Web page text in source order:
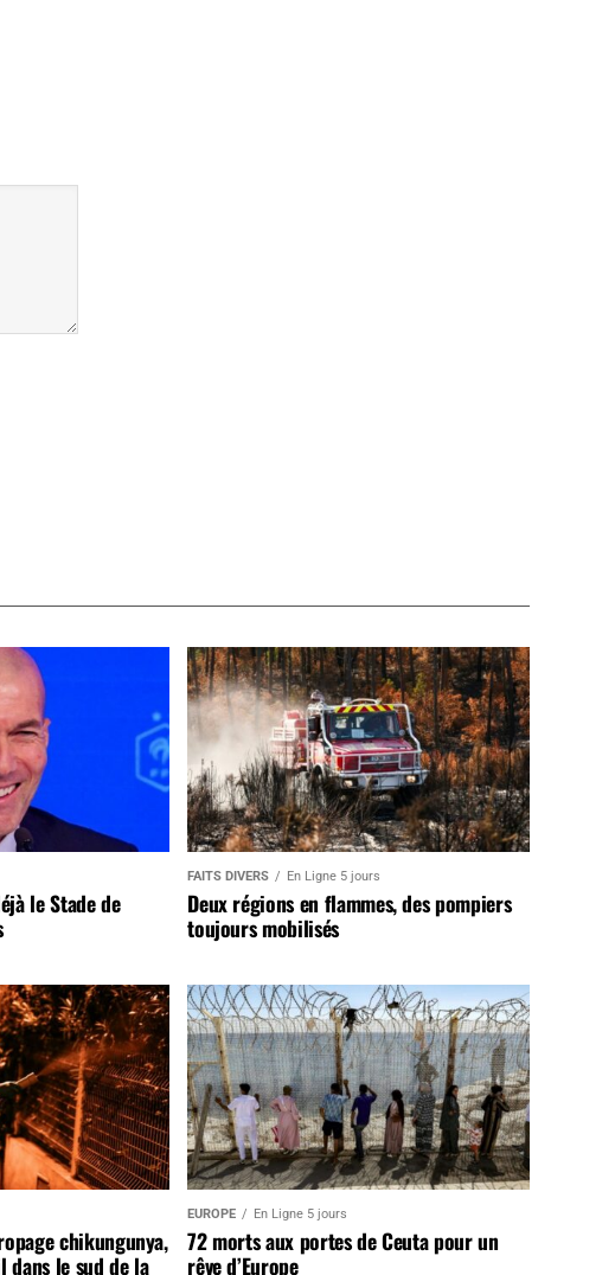
le Stade de
FAITS DIVERS En Ligne 5 jours
Deux régions en flammes, des pompiers
toujours mobilisés
chikungunya,
dans le sud de la
EUROPE En Ligne 5 jours
72 morts aux portes de Ceuta pour un
rêve d’Europe